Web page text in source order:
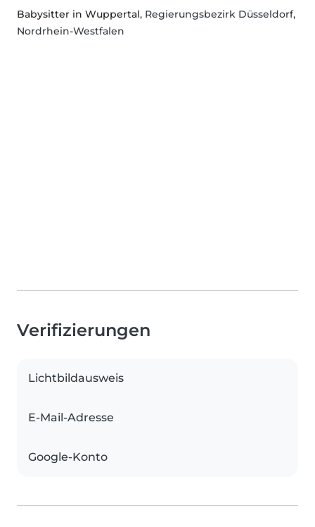
Babysitter in Wuppertal, Regierungsbezirk Düsseldorf,
Nordrhein-Westfalen
Verifizierungen
Lichtbildausweis
E-Mail-Adresse
Google-Konto